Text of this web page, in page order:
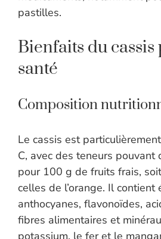
pastilles.
Bienfaits du cassis
santé
Composition
Le cassis est
C, avec des teneurs
pour 100 g de fruits frais,
celles de l’orange. Il contient
anthocyanes, flavonoïdes,
fibres alimentaires et
potassium, le fer et le